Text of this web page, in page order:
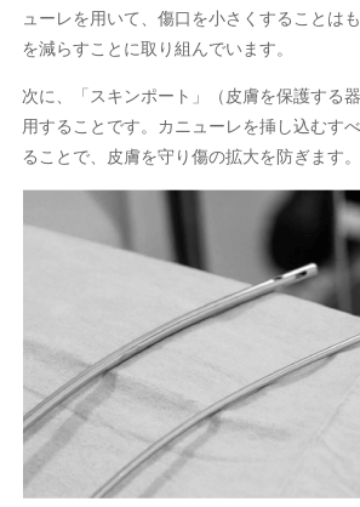
ューレを用いて、傷口を小さくすることは
を減らすことに取り組んでいます。
次に、「スキンポート」（皮膚を保護する
用することです。カニューレを挿し込むす
ることで、皮膚を守り傷の拡大を防ぎます。